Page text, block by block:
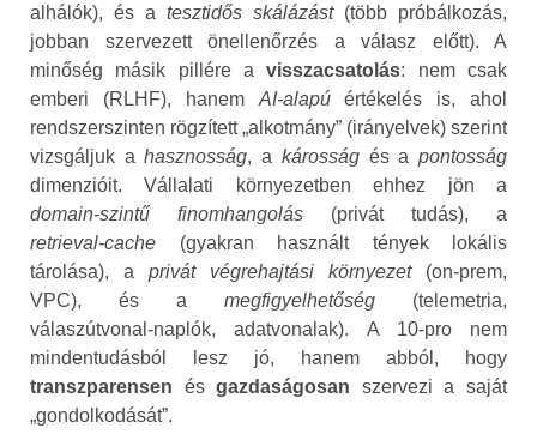
alhálók), és a tesztidős skálázást(több próbálkozás,
jobban szervezett önellenőrzés a válasz előtt). A
minőség másik pillére avisszacsatolás: nem csak
emberi (RLHF), hanem AI‑alapúértékelés is, ahol
rendszerszinten rögzített „alkotmány” (irányelvek) szerint
vizsgáljuk ahasznosság, a károsságés apontosság
dimenzióit. Vállalati környezetben ehhez jön a
domain‑szintű finomhangolás (privát tudás), a
retrieval‑cache (gyakran használt tények lokális
tárolása), a privát végrehajtási környezet(on‑prem,
VPC), és a megfigyelhetőség (telemetria,
válaszútvonal‑naplók, adatvonalak). A 10‑pro nem
mindentudásból lesz jó, hanem abból, hogy
transzparensen ésgazdaságosan szervezi a saját
„gondolkodását”.